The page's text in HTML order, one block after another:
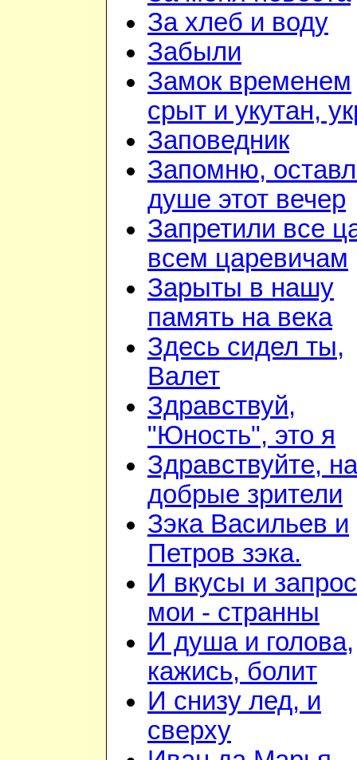
За хлеб и воду
Забыли
Замок временем
срыт и укутан,
Заповедник
Запомню,
душе этот вечер
Запретили все
всем царевичам
Зарыты в нашу
память на века
Здесь сидел ты,
Валет
Здравствуй,
"Юность", это я
Здравствуйте,
добрые зрители
Зэка Васильев и
Петров зэка.
И вкусы и
мои - странны
И душа и голова,
кажись, болит
И снизу лед, и
сверху